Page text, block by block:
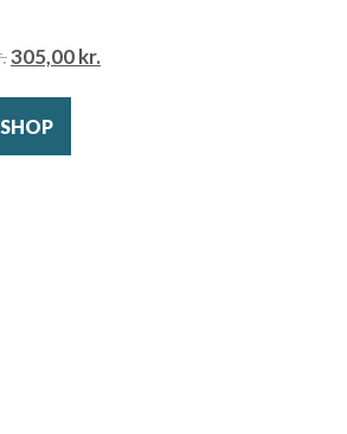
305,00kr.